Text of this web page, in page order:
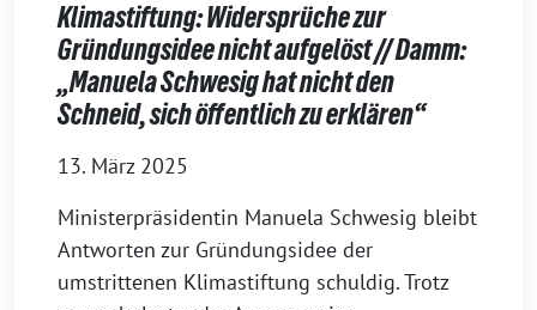
Klimastiftung: Widersprüche zur
Gründungsidee nicht aufgelöst // Damm:
„Manuela Schwesig hat nicht den
Schneid, sich öffentlich zu erklären“
13. März 2025
Ministerpräsidentin Manuela Schwesig bleibt
Antworten zur Gründungsidee der
umstrittenen Klimastiftung schuldig. Trotz